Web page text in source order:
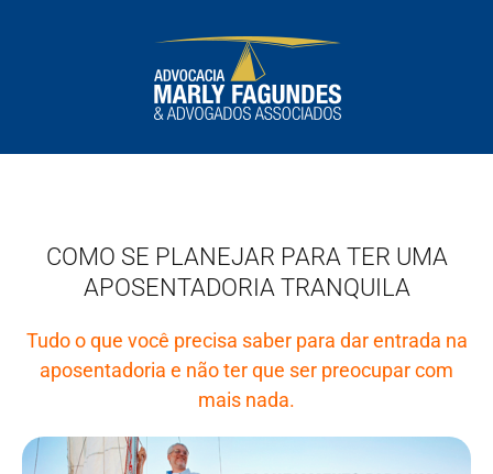
COMO SE PLANEJAR PARA TER UMA
APOSENTADORIA TRANQUILA
Tudo o que você precisa saber para dar entrada na
aposentadoria e não ter que ser preocupar com
mais nada.